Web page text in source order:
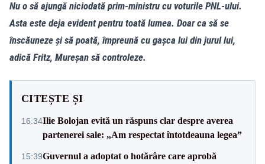
Nu o să ajungă niciodată prim-ministru cu voturile PNL-ului.
Asta este deja evident pentru toată lumea. Doar ca să se
înscăuneze și să poată, împreună cu gașca lui din jurul lui,
adică Fritz, Mureșan să controleze.
CITEȘTE ȘI
16:34Ilie Bolojan evită un răspuns clar despre averea
partenerei sale: „Am respectat întotdeauna legea”
15:39Guvernul a adoptat o hotărâre care aprobă